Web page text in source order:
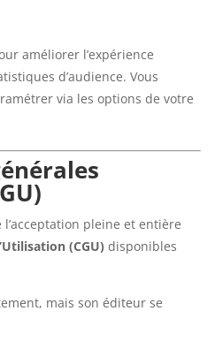
améliorer l’expérience
d’audience. Vous
via les options de votre
pleine et entière
(CGU) disponibles
mais son éditeur se